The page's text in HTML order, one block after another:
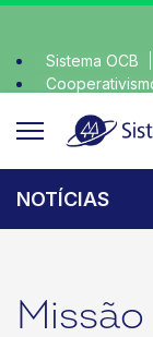
Sistema OCB
NOTÍCIAS